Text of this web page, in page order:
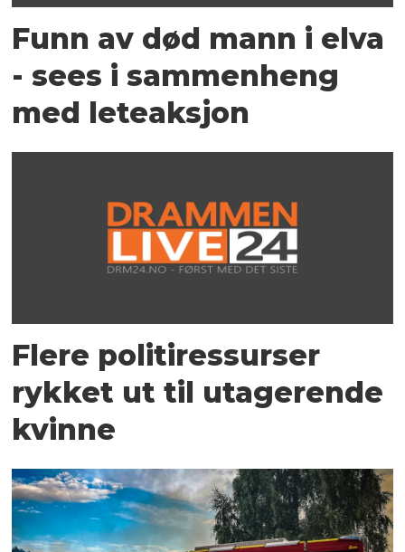
Funn av død mann i elva
- sees i sammenheng
med leteaksjon
Flere politiressurser
rykket ut til utagerende
kvinne